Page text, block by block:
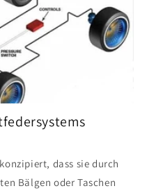
dass sie durch
Bälgen oder Taschen